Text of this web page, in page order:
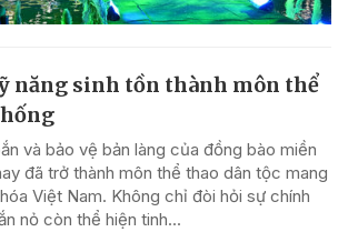
năng sinh tồn thành môn thể
và bảo vệ bản làng của đồng bào miền
đã trở thành môn thể thao dân tộc mang
Việt Nam. Không chỉ đòi hỏi sự chính
nỏ còn thể hiện tinh...